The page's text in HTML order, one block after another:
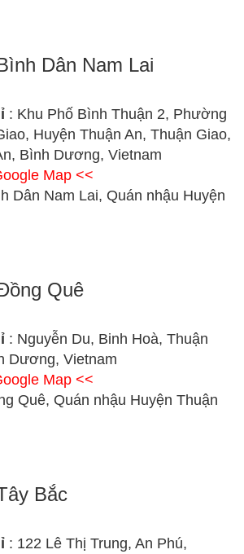
Dân Nam Lai
: Khu Phố Bình Thuận 2, Phường
Huyện Thuận An, Thuận Giao,
Bình Dương, Vietnam
Map <<
Dân Nam Lai, Quán nhậu Huyện
Quê
: Nguyễn Du, Binh Hoà, Thuận
Dương, Vietnam
Map <<
Quê, Quán nhậu Huyện Thuận
Bắc
: 122 Lê Thị Trung, An Phú,